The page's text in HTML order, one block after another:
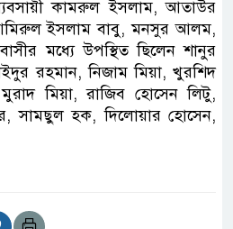
কামরুল ইসলাম, আতাউর
ইসলাম বাবু, মনসুর আলম,
মধ্যে উপস্থিত ছিলেন শানুর
রহমান, নিজাম মিয়া, খুরশিদ
মিয়া, রাজিব হোসেন লিটু,
সামছুল হক, দিলোয়ার হোসেন,